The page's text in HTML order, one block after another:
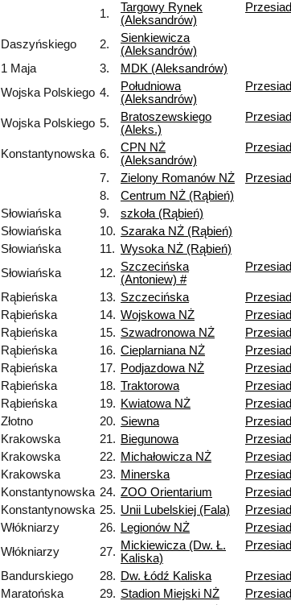
1.
Targowy Rynek
(Aleksandrów)
Daszyńskiego 2.
Sienkiewicza
(Aleksandrów)
1 Maja
3.
MDK (Aleksandrów)
Wojska Polskiego 4.
Południowa
(Aleksandrów)
Wojska Polskiego 5.
Bratoszewskiego
(Aleks.)
Konstantynowska 6.
CPN NŻ
(Aleksandrów)
7. Zielony Romanów NŻ
8.
Centrum NŻ (Rąbień)
Słowiańska
9.
szkoła (Rąbień)
Słowiańska
10. Szaraka NŻ (Rąbień)
Słowiańska
11. Wysoka NŻ (Rąbień)
Słowiańska
12. Szczecińska
(Antoniew) #
Rąbieńska 13. Szczecińska
Rąbieńska
14. Wojskowa NŻ
Rąbieńska
15. Szwadronowa NŻ
Rąbieńska
16. Cieplarniana NŻ
Rąbieńska
17. Podjazdowa NŻ
Rąbieńska
18. Traktorowa
Rąbieńska
19. Kwiatowa NŻ
Złotno
20. Siewna
Krakowska
21. Biegunowa
Krakowska
22. Michałowicza NŻ
Krakowska
23. Minerska
Konstantynowska 24. ZOO Orientarium
Konstantynowska 25. Unii Lubelskiej (Fala)
Włókniarzy
26. Legionów NŻ
Włókniarzy
27. Mickiewicza (Dw. Ł.
Kaliska)
Bandurskiego 28. Dw. Łódź Kaliska
Maratońska
29. Stadion Miejski NŻ